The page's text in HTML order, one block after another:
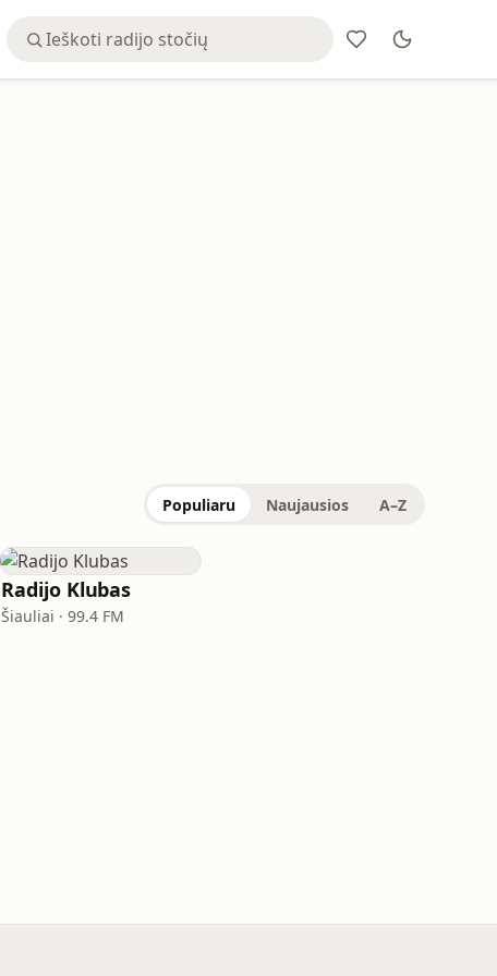
Populiaru Naujausios A–Z
Radijo Klubas
Šiauliai · 99.4 FM